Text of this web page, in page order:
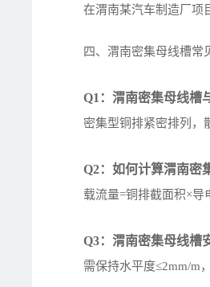
在渭南某汽车制造厂项
四、渭南密集母线槽常
Q1：渭南密集母线槽
密集型铜排紧密排列，
Q2：如何计算渭南密
载流量=铜排截面积×导
Q3：渭南密集母线槽
需保持水平度≤2mm/m